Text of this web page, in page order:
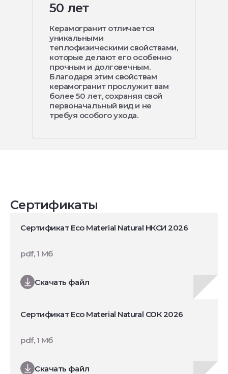
50 лет
Керамогранит отличается
уникальными
теплофизическими свойствами,
которые делают его особенно
прочным и долговечным.
Благодаря этим свойствам
керамогранит прослужит вам
более 50 лет, сохраняя свой
первоначальный вид и не
требуя особого ухода.
Сертификаты
Сертификат Eco Material Natural НКСИ 2026
Скачать файл
pdf, 1 Мб
Сертификат Eco Material Natural СОК 2026
Скачать файл
pdf, 1 Мб